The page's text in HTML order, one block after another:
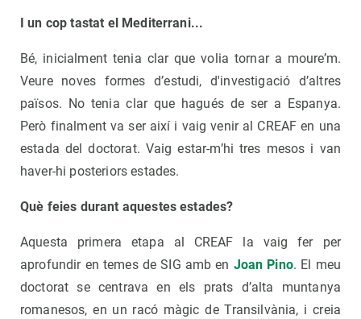
I un cop tastat el Mediterrani...
Bé, inicialment tenia clar que volia tornar a moure’m.
Veure noves formes d’estudi, d'investigació d’altres
països. No tenia clar que hagués de ser a Espanya.
Però finalment va ser així i vaig venir al CREAF en una
estada del doctorat. Vaig estar-m’hi tres mesos i van
haver-hi posteriors estades.
Què feies durant aquestes estades?
Aquesta primera etapa al CREAF la vaig fer per
aprofundir en temes de SIG amb en Joan Pino. El meu
doctorat se centrava en els prats d’alta muntanya
romanesos, en un racó màgic de Transilvània, i creia